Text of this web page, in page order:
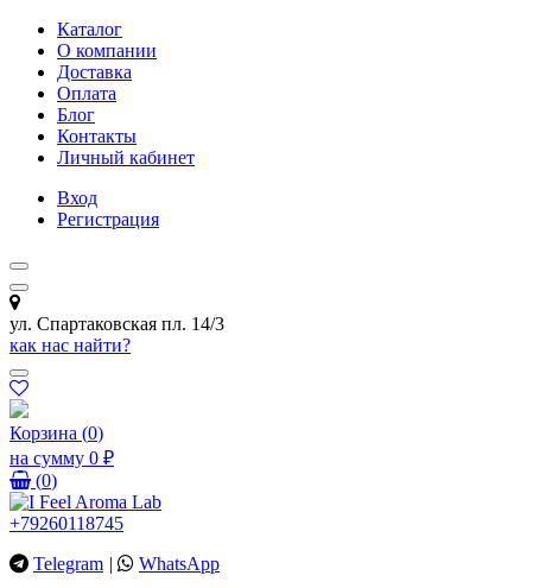
Каталог
О компании
Доставка
Оплата
Блог
Контакты
Личный кабинет
Вход
Регистрация
ул. Спартаковская пл. 14/3
как нас найти?
Корзина (0)
на сумму 0 ₽
(0)
+79260118745
Telegram |
WhatsApp